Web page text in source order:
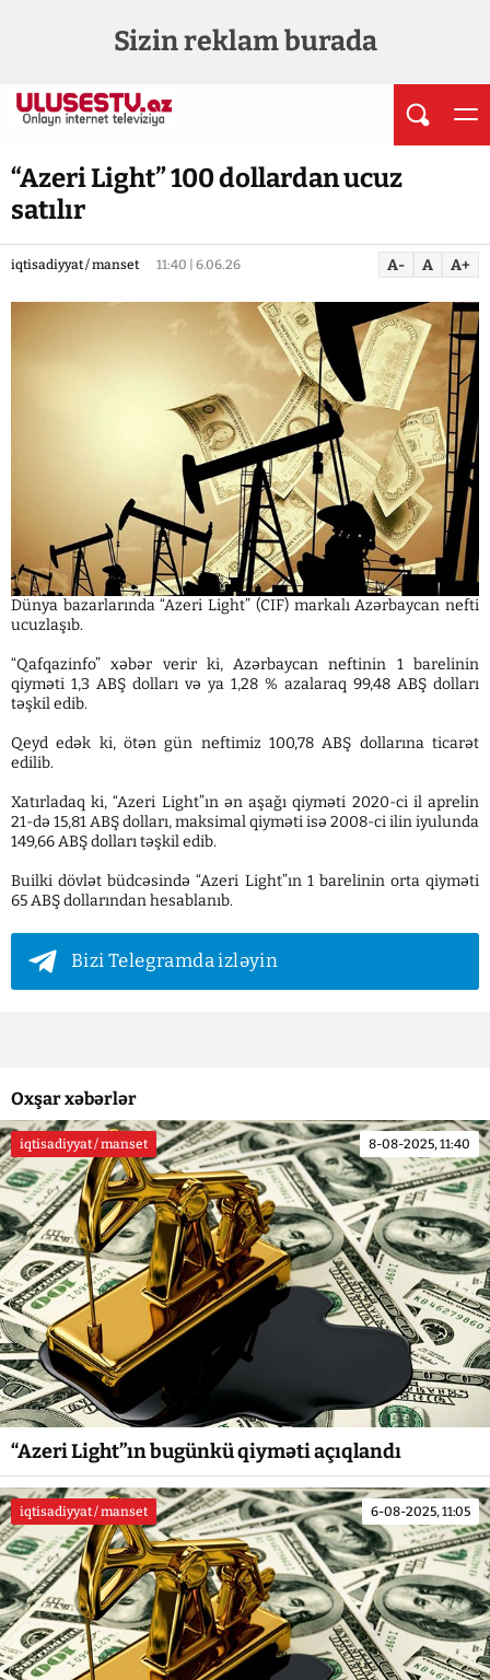
Sizin reklam burada
“Azeri Light” 100 dollardan ucuz
satılır
iqtisadiyyat / manset 11:40 | 6.06.26 A- A A+
Dünya bazarlarında “Azeri Light” (CIF) markalı Azərbaycan nefti
ucuzlaşıb.
“Qafqazinfo” xəbər verir ki, Azərbaycan neftinin 1 barelinin
qiyməti 1,3 ABŞ dolları və ya 1,28 % azalaraq 99,48 ABŞ dolları
təşkil edib.
Qeyd edək ki, ötən gün neftimiz 100,78 ABŞ dollarına ticarət
edilib.
Xatırladaq ki, “Azeri Light”ın ən aşağı qiyməti 2020-ci il aprelin
21-də 15,81 ABŞ dolları, maksimal qiyməti isə 2008-ci ilin iyulunda
149,66 ABŞ dolları təşkil edib.
Builki dövlət büdcəsində “Azeri Light”ın 1 barelinin orta qiyməti
65 ABŞ dollarından hesablanıb.
Bizi Telegramda izləyin
Oxşar xəbərlər
iqtisadiyyat / manset 8-08-2025, 11:40
“Azeri Light”ın bugünkü qiyməti açıqlandı
iqtisadiyyat / manset 6-08-2025, 11:05